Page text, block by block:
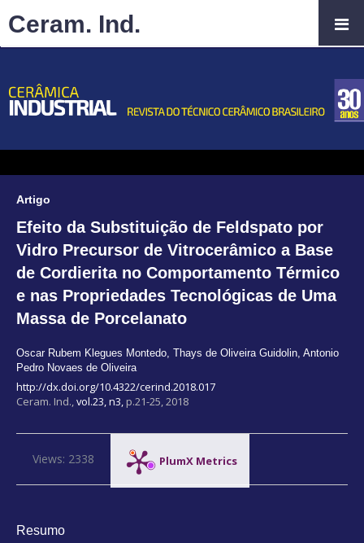
Artigo
Efeito da Substituição de Feldspato por
Vidro Precursor de Vitrocerâmico a Base
de Cordierita no Comportamento Térmico
e nas Propriedades Tecnológicas de Uma
Massa de Porcelanato
Oscar Rubem Klegues Montedo, Thays de Oliveira Guidolin, Antonio
Pedro Novaes de Oliveira
http://dx.doi.org/10.4322/cerind.2018.017
Ceram. Ind.,vol.23, n3, p.21-25, 2018
PlumX Metrics
Views: 2338
Resumo
Ceram. Ind.